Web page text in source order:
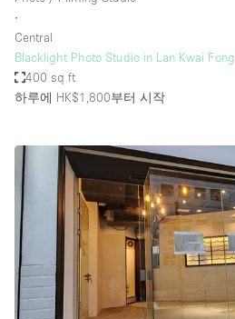
∙
Central
Blacklight Photo Studio in Lan Kwai Fong
400 sq ft
하루에 HK$1,800부터 시작